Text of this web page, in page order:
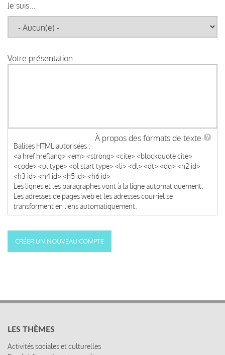
Je suis...
Votre présentation
À propos des formats de texte
Balises HTML autorisées :
<a href hreflang> <em> <strong> <cite> <blockquote cite>
<code> <ul type> <ol start type> <li> <dl> <dt> <dd> <h2 id>
<h3 id> <h4 id> <h5 id> <h6 id>
Les lignes et les paragraphes vont à la ligne automatiquement.
Les adresses de pages web et les adresses courriel se
transforment en liens automatiquement.
LES THÈMES
Activités sociales et culturelles